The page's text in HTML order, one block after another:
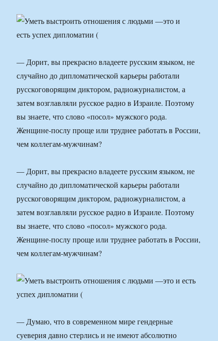
— Дорит, вы прекрасно владеете русским языком, не
случайно до дипломатической карьеры работали
русскоговорящим диктором, радиожурналистом, а
затем возглавляли русское радио в Израиле. Поэтому
вы знаете, что слово «посол» мужского рода.
Женщине-послу проще или труднее работать в России,
чем коллегам-мужчинам?
— Дорит, вы прекрасно владеете русским языком, не
случайно до дипломатической карьеры работали
русскоговорящим диктором, радиожурналистом, а
затем возглавляли русское радио в Израиле. Поэтому
вы знаете, что слово «посол» мужского рода.
Женщине-послу проще или труднее работать в России,
чем коллегам-мужчинам?
— Думаю, что в современном мире гендерные
суеверия давно стерлись и не имеют абсолютно